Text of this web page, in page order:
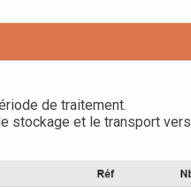
de traitement.
stockage et le transport vers